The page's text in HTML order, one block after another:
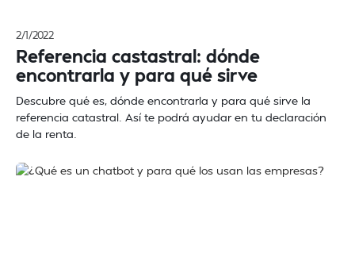
2/1/2022
Referencia castastral: dónde
encontrarla y para qué sirve
Descubre qué es, dónde encontrarla y para qué sirve la
referencia catastral. Así te podrá ayudar en tu declaración
de la renta.